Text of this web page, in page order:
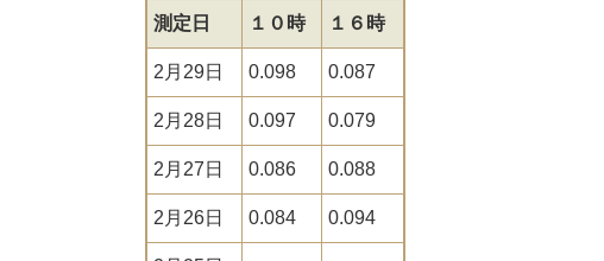
測定日
１０時 １６時
2月29日 0.098 0.087
2月28日 0.097 0.079
2月27日 0.086 0.088
2月26日 0.084 0.094